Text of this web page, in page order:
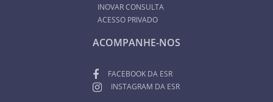
INOVAR CONSULTA
ACESSO PRIVADO
ACOMPANHE-NOS
FACEBOOK DA ESR
INSTAGRAM DA ESR